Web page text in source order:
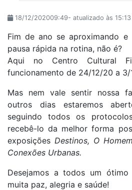
18/12/202009:49- atualizado às
Fim de ano se aproximando
pausa rápida na rotina, não é?
Aqui no Centro Cultural
funcionamento de 24/12/20 a 3/
Mas nem vale sentir nossa
outros dias estaremos
seguindo todos os
recebê-lo da melhor forma
exposições Destinos, O
Conexões Urbanas.
Desejamos a todos um
muita paz, alegria e saúde!